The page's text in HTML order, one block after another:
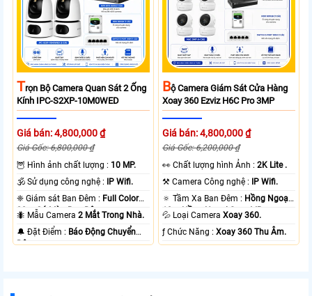
TRọn Bộ Camera Quan Sát 2 Ống
Kính IPC-S2XP-10M0WED
Giá bán: 4,800,000 ₫
Giá Gốc: 6,800,000 ₫
🦉 Hình ảnh chất lượng : 10 MP.
🕉️ Sử dụng công nghệ :
IP Wifi.
❈ Giám sát Ban Đêm : Full Color
20m Có Màu Ban Ðêm.
🐜 Mẫu Camera2 Mắt Trong Nhà.
️🔔 Đặt Điểm : Báo Động Chuyển
Động.
BỘ Camera Giám Sát Cửa Hàng
Xoay 360 Ezviz H6C Pro 3MP
Giá bán: 4,800,000 ₫
Giá Gốc: 6,200,000 ₫
️👀 Chất lượng hình Ảnh :2K Lite .
⚒ Camera Công nghệ :
IP Wifi.
🔅 Tầm Xa Ban Đêm : Hồng Ngoại
10m Hồng Ngoại Smart IR.
💦 Loại CameraXoay 360.
️ƒ Chức Năng :Xoay 360 Thu Âm.